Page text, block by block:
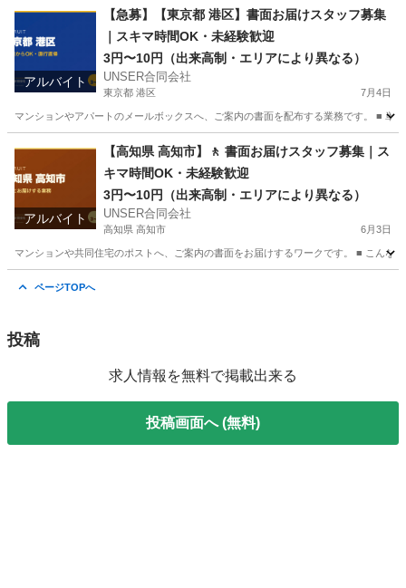
ポスティング スタッフ
アルバイト
【急募】【東京都 港区】書面お届けスタッフ募集
｜スキマ時間OK・未経験歓迎
3円〜10円（出来高制・エリアにより異なる）
UNSER合同会社
東京都 港区 7月4日
マンションやアパートのメールボックスへ、ご案内の書面を配布する業務です。 ■
ポスティング スタッフ
アルバイト
【高知県 高知市】🚶 書面お届けスタッフ募集｜ス
キマ時間OK・未経験歓迎
3円〜10円（出来高制・エリアにより異なる）
UNSER合同会社
高知県 高知市 6月3日
マンションや共同住宅のポストへ、ご案内の書面をお届けするワークです。 ■ こんな
ページTOPへ
投稿
求人情報を無料で掲載出来る
投稿画面へ (無料)